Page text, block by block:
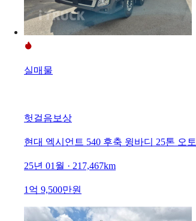
실매물
헛걸음보상
현대 엑시언트 540 후축 윙바디 25톤 오토
25년 01월 · 217,467km
1억 9,500만원